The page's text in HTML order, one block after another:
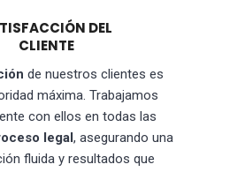
DEL
CLIENTE
de nuestros clientes es
máxima. Trabajamos
con ellos en todas las
legal, asegurando una
fluida y resultados que